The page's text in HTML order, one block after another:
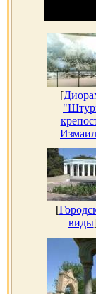
[
[
виды